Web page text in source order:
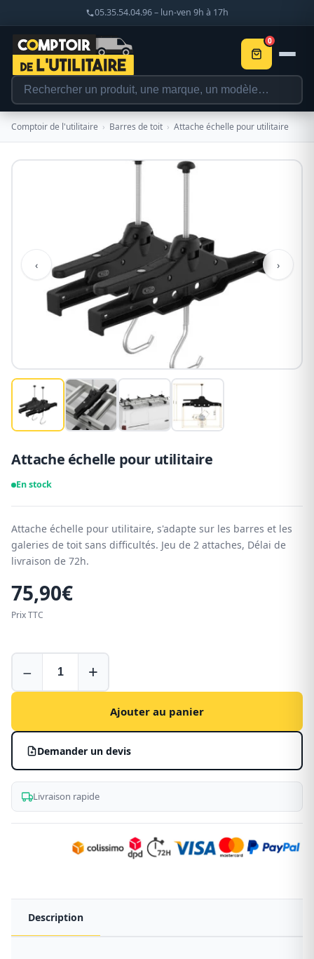
05.35.54.04.96 – lun-ven 9h à 17h
0
Comptoir de l'utilitaire › Barres de toit › Attache échelle pour utilitaire
‹ ›
Attache échelle pour utilitaire
En stock
Attache échelle pour utilitaire, s'adapte sur les barres et les
galeries de toit sans difficultés. Jeu de 2 attaches, Délai de
livraison de 72h.
75,90€
Prix TTC
échelle
pour
− +
Ajouter au panier
Demander un devis
Livraison rapide
Description